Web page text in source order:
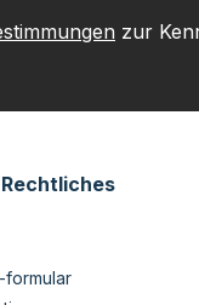
zur
formular